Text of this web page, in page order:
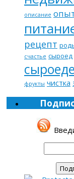
описание
рецепт
счастье сыроед
фрукты чистка